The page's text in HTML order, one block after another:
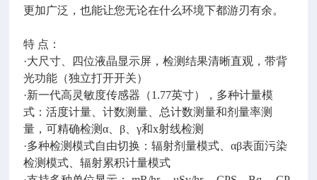
更加广泛，也能让您无论在什么环境下都游刃有余。
特 点：
·大尺寸、四位液晶显示屏，检测结果清晰直观，带背
光功能（独立打开开关）
·新一代高灵敏度传感器（1.77英寸），多种计量模
式：活度计量、计数测量、总计数测量和剂量率测
量，可精确检测α、β、γ和x射线检测
·多种检测模式自由切换：辐射剂量模式、αβ表面污染
检测模式、辐射累积计量模式